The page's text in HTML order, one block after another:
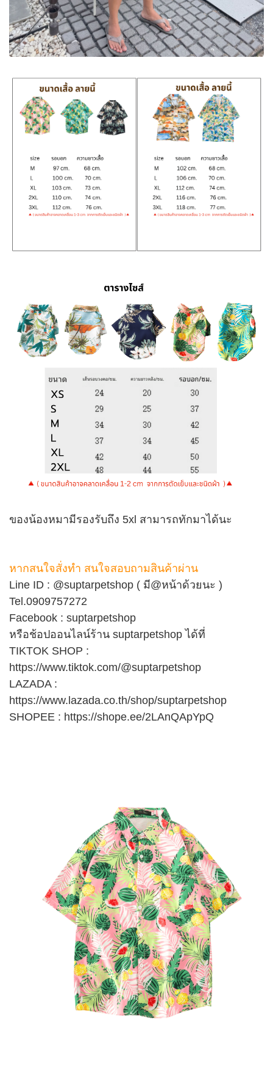
ของน้องหมามีรองรับถึง 5xl สามารถทักมาได้นะ
หากสนใจสั่งทำ สนใจสอบถามสินค้าผ่าน
Line ID : @suptarpetshop ( มี@หน้าด้วยนะ )
Tel.0909757272
Facebook : suptarpetshop
หรือช้อปออนไลน์ร้าน suptarpetshop ได้ที่
TIKTOK SHOP :
https://www.tiktok.com/@suptarpetshop
LAZADA :
https://www.lazada.co.th/shop/suptarpetshop
SHOPEE : https://shope.ee/2LAnQApYpQ